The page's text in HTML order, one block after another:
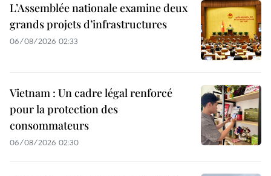
L’Assemblée nationale examine deux
grands projets d’infrastructures
06/08/2026 02:33
Vietnam : Un cadre légal renforcé
pour la protection des
consommateurs
06/08/2026 02:30